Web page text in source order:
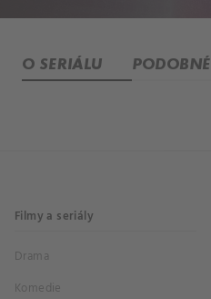
O SERIÁLU PODOBNÉ
Filmy a seriály
Drama
Komedie